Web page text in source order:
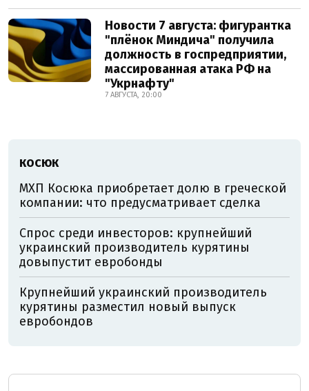
Новости 7 августа: фигурантка
"плёнок Миндича" получила
должность в госпредприятии,
массированная атака РФ на
"Укрнафту"
7 АВГУСТА, 20:00
КОСЮК
МХП Косюка приобретает долю в греческой
компании: что предусматривает сделка
Спрос среди инвесторов: крупнейший
украинский производитель курятины
довыпустит евробонды
Крупнейший украинский производитель
курятины разместил новый выпуск
евробондов